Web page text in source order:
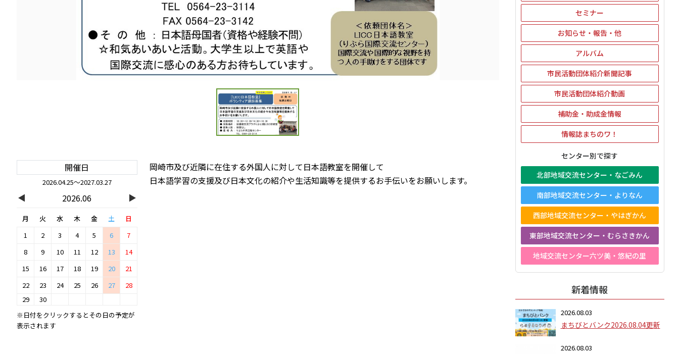
開催日
2026.04.25～2027.03.27
◀ 2026.06 ▶
月 火 水 木 金 土
日
1
2 3 4 5 6
7
8
9 10 11 12 13
14
15
16 17 18 19 20
21
22
23 24 25 26 27
28
29
30
※日付をクリックするとその日の予定が
表示されます
岡崎市及び近隣に在住する外国人に対して日本語教室を開催して
日本語学習の支援及び日本文化の紹介や生活知識等を提供するお手伝いをお願いします。
セミナー
お知らせ・報告・他
アルバム
市民活動団体紹介新聞記事
市民活動団体紹介動画
補助金・助成金情報
情報誌まちのワ！
センター別で探す
北部地域交流センター・なごみん
南部地域交流センター・よりなん
西部地域交流センター・やはぎかん
東部地域交流センター・むらさきかん
地域交流センター六ツ美・悠紀の里
新着情報
2026.08.03
まちびとバンク2026.08.04更新
2026.08.03